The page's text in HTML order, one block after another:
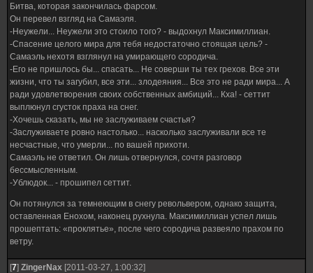
Битва, которая закончилась фарсом.
Он перевел взгляд на Самаэля.
-Неужели... Неужели это стоило того? - выдохнул Максимиллиан.
-Спасение целого мира для тебя недостаточно стоящая цель? -
Самаэль нехотя взглянул на умирающего сородича.
-Его не пришлось бы... спасать... Не соверши ты тех грехов. Все эти
жизни, что ты загубил, все эти... злодеяния... Все это не ради мира... А
ради удовлетворения своих собственных амбиций... Кха! - сеттит
выплюнул сгусток праха на снег.
-Хочешь сказать, мы не заслуживаем счастья?
-Заслуживаете ровно настолько... насколько заслуживали все те
несчастные, что умерли... по вашей прихоти.
Самаэль не ответил. Он лишь отвернулся, сочтя разговор
бессмысленным.
-Ублюдок... - прошипел сеттит.
Он потянулся за темнеющим в снегу револьвером, однако защита,
оставленная Енохом, наконец рухнула. Максимиллиан успел лишь
прошептать: «проклятье», после чего сородича развеяло прахом по
ветру.
[7] ZingerNax [2011-03-27, 1:00:32]